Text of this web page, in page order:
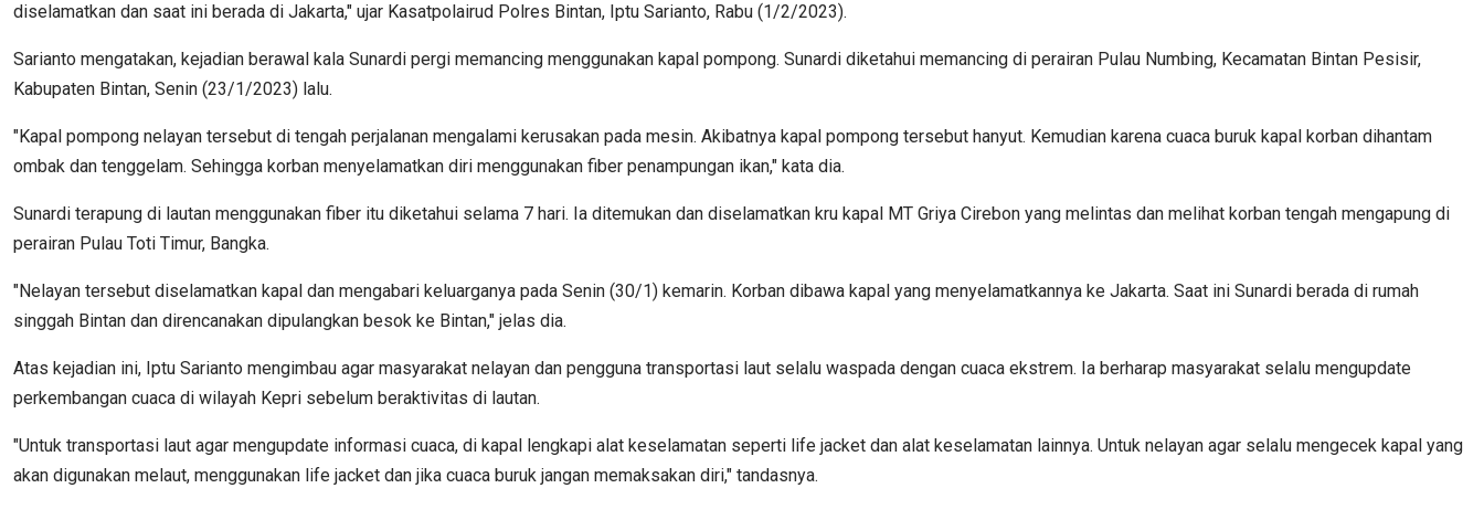
diselamatkan dan saat ini berada di Jakarta," ujar Kasatpolairud Polres Bintan, Iptu Sarianto, Rabu (1/2/2023).
Sarianto mengatakan, kejadian berawal kala Sunardi pergi memancing menggunakan kapal pompong. Sunardi diketahui memancing di perairan Pulau Numbing, Kecamatan Bintan Pesisir,
Kabupaten Bintan, Senin (23/1/2023) lalu.
"Kapal pompong nelayan tersebut di tengah perjalanan mengalami kerusakan pada mesin. Akibatnya kapal pompong tersebut hanyut. Kemudian karena cuaca buruk kapal korban dihantam
ombak dan tenggelam. Sehingga korban menyelamatkan diri menggunakan fiber penampungan ikan," kata dia.
Sunardi terapung di lautan menggunakan fiber itu diketahui selama 7 hari. Ia ditemukan dan diselamatkan kru kapal MT Griya Cirebon yang melintas dan melihat korban tengah mengapung di
perairan Pulau Toti Timur, Bangka.
"Nelayan tersebut diselamatkan kapal dan mengabari keluarganya pada Senin (30/1) kemarin. Korban dibawa kapal yang menyelamatkannya ke Jakarta. Saat ini Sunardi berada di rumah
singgah Bintan dan direncanakan dipulangkan besok ke Bintan," jelas dia.
Atas kejadian ini, Iptu Sarianto mengimbau agar masyarakat nelayan dan pengguna transportasi laut selalu waspada dengan cuaca ekstrem. Ia berharap masyarakat selalu mengupdate
perkembangan cuaca di wilayah Kepri sebelum beraktivitas di lautan.
"Untuk transportasi laut agar mengupdate informasi cuaca, di kapal lengkapi alat keselamatan seperti life jacket dan alat keselamatan lainnya. Untuk nelayan agar selalu mengecek kapal yang
akan digunakan melaut, menggunakan life jacket dan jika cuaca buruk jangan memaksakan diri," tandasnya.